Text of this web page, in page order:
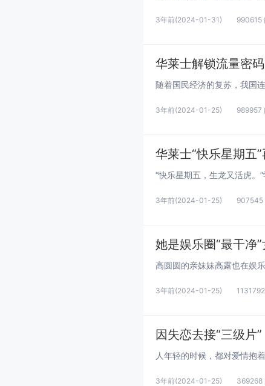
3年前(2024-01-31) 990615
华莱士解锁流量密
3年前(2024-01-25) 989957
华莱士“快乐星期五
3年前(2024-01-25) 907545
她是娱乐圈“最干净
3年前(2024-01-25)
因失恋去接“三级片
3年前(2024-01-25) 369268